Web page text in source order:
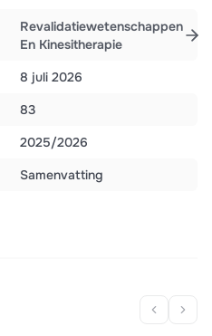
Revalidatiewetenschappen
En Kinesitherapie
8 juli 2026
83
2025/2026
Samenvatting